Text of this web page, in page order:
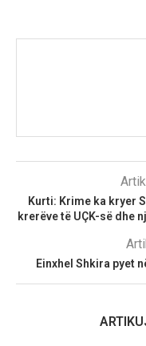
Kurti: Krime ka kryer
krerëve të UÇK-së dhe
Einxhel Shkira pyet